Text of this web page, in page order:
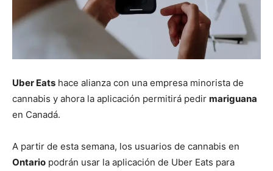
Uber Eats hace alianza con una empresa minorista de
cannabis y ahora la aplicación permitirá pedir mariguana
en Canadá.
A partir de esta semana, los usuarios de cannabis en
Ontario podrán usar la aplicación de Uber Eats para